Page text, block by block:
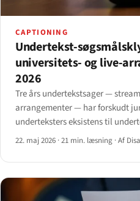
CAPTIONING
Undertekst-
universitets- og live-
2026
Tre års undertekstsager —
arrangementer — har forskudt
underteksters eksistens til
22. maj 2026 ·21 min. læsning ·Af